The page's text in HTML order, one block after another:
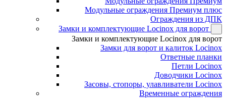
Модульные ограждения Премиум плюс
Ограждения из ДПК
Замки и комплектующие Locinox для ворот
Замки и комплектующие Locinox для ворот
Замки для ворот и калиток Locinox
Ответные планки
Петли Locinox
Доводчики Locinox
Засовы, стопоры, улавливатели Locinox
Временные ограждения